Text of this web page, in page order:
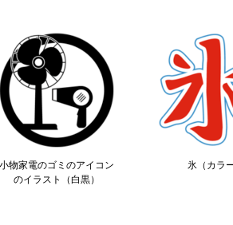
小物家電のゴミのアイコン
のイラスト（白黒）
氷（カラー